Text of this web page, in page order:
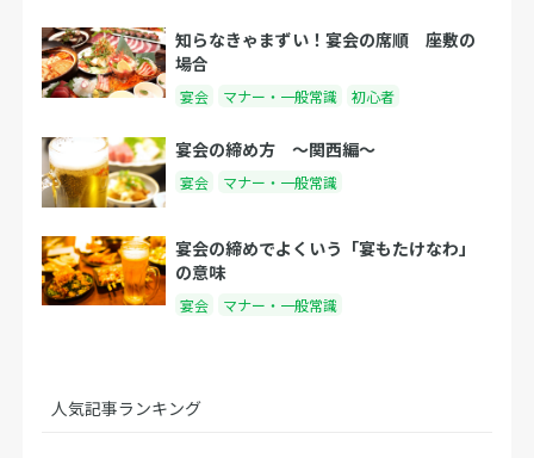
知らなきゃまずい！宴会の席順 座敷の
場合
宴会 マナー・一般常識 初心者
宴会の締め方 〜関西編〜
宴会 マナー・一般常識
宴会の締めでよくいう「宴もたけなわ」
の意味
宴会 マナー・一般常識
人気記事ランキング